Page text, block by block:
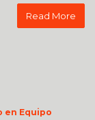
Read More
en Equipo